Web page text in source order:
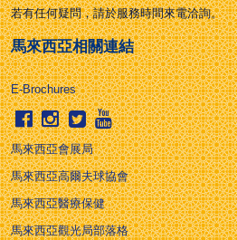
若有任何疑問，請於服務時間來電洽詢。
馬來西亞相關連結
E-Brochures
馬來西亞會展局
馬來西亞高爾夫球協會
馬來西亞醫療保健
馬來西亞觀光局部落格